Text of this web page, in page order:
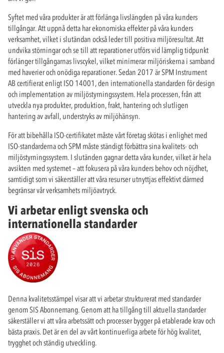
Syftet med våra produkter är att förlänga livslängden på våra kunders
tillgångar. Att uppnå detta har ekonomiska effekter på våra kunders
verksamhet, vilket i slutändan också leder till positiva miljöresultat. Att
undvika störningar och se till att reparationer utförs vid lämplig tidpunkt
förlänger tillgångarnas livscykel, vilket minimerar miljöriskerna i samband
med haverier och onödiga reparationer. Sedan 2017 är SPM Instrument
AB certifierat enligt ISO 14001, den internationella standarden för design
och implementation av miljöstyrningssystem. Hela processen, från att
utveckla nya produkter, produktion, frakt, hantering och slutligen
hantering av avfall, understryks av miljöhänsyn.
För att bibehålla ISO-certifikatet måste vårt företag skötas i enlighet med
ISO-standarderna och SPM måste ständigt förbättra sina kvalitets- och
miljöstyrningssystem. I slutänden gagnar detta våra kunder, vilket är hela
avsikten med systemet – att fokusera på våra kunders behov och nöjdhet,
samtidigt som vi säkerställer att våra resurser utnyttjas effektivt därmed
begränsar vår verksamhets miljöavtryck.
Vi arbetar enligt svenska och
internationella standarder
Denna kvalitetsstämpel visar att vi arbetar strukturerat med standarder
genom SIS Abonnemang. Genom att ha tillgång till aktuella standarder
säkerställer vi att våra arbetssätt och processer bygger på etablerade krav och
bästa praxis. Det är en del av vårt kontinuerliga arbete för hög kvalitet,
trygghet och ständig utveckling.